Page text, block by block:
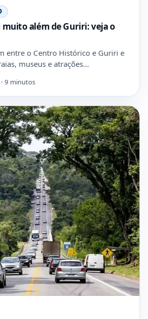
muito além de Guriri: veja o
entre o Centro Histórico e Guriri e
museus e atrações…
9 minutos